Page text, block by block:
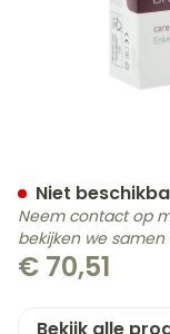
€ 70,51
Niet
Neem contact op
bekijken we